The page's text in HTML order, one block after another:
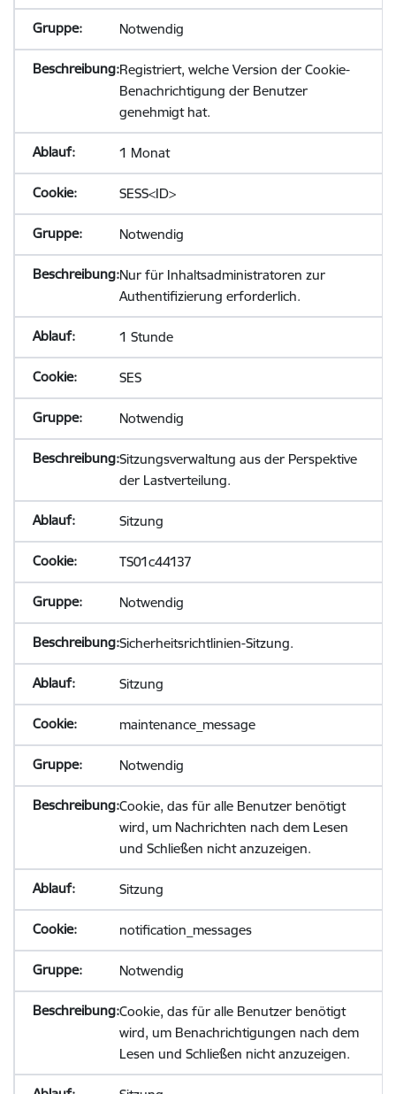
Notwendig
Registriert, welche Version der Cookie-
Benachrichtigung der Benutzer
genehmigt hat.
1 Monat
SESS<ID>
Notwendig
Nur für Inhaltsadministratoren zur
Authentifizierung erforderlich.
1 Stunde
SES
Notwendig
Sitzungsverwaltung aus der Perspektive
der Lastverteilung.
Sitzung
TS01c44137
Notwendig
Sicherheitsrichtlinien-Sitzung.
Sitzung
maintenance_message
Notwendig
Cookie, das für alle Benutzer benötigt
wird, um Nachrichten nach dem Lesen
und Schließen nicht anzuzeigen.
Sitzung
notification_messages
Notwendig
Cookie, das für alle Benutzer benötigt
wird, um Benachrichtigungen nach dem
Lesen und Schließen nicht anzuzeigen.